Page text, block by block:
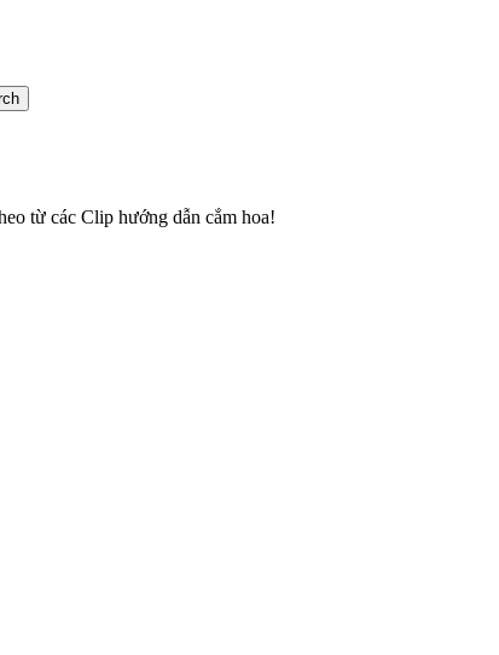
từ các Clip hướng dẫn cắm hoa!